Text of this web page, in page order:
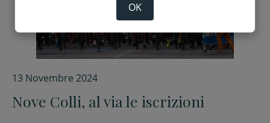
13 Novembre 2024
Nove Colli, al via le iscrizioni
OK